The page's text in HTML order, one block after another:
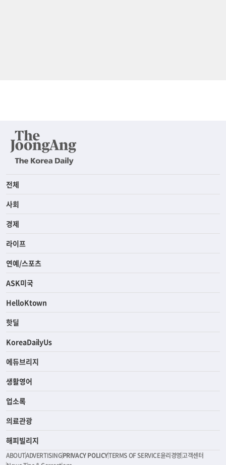
전체
사회
경제
라이프
연예/스포츠
ASK미국
HelloKtown
핫딜
KoreaDailyUs
에듀브리지
생활영어
업소록
의료관광
해피빌리지
ABOUTADVERTISINGPRIVACY POLICYTERMS OF SERVICE윤리경영고객센터